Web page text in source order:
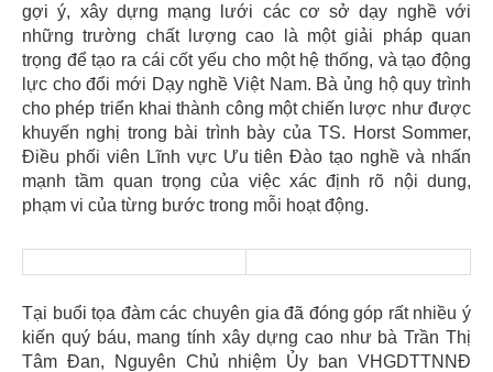
gợi ý, xây dựng mạng lưới các cơ sở dạy nghề với
những trường chất lượng cao là một giải pháp quan
trọng để tạo ra cái cốt yếu cho một hệ thống, và tạo động
lực cho đổi mới Dạy nghề Việt Nam. Bà ủng hộ quy trình
cho phép triển khai thành công một chiến lược như được
khuyến nghị trong bài trình bày của TS. Horst Sommer,
Điều phối viên Lĩnh vực Ưu tiên Đào tạo nghề và nhấn
mạnh tầm quan trọng của việc xác định rõ nội dung,
phạm vi của từng bước trong mỗi hoạt động.
Tại buổi tọa đàm các chuyên gia đã đóng góp rất nhiều ý
kiến quý báu, mang tính xây dựng cao như bà Trần Thị
Tâm Đan, Nguyên Chủ nhiệm Ủy ban VHGDTTNNĐ